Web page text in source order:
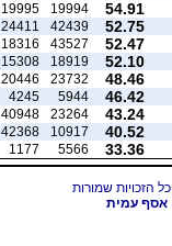
54.91
19994
19995
52.75
42439
24411
52.47
43527
18316
52.10
18919
15308
48.46
23732
20446
46.42
5944
4245
43.24
23264
40948
40.52
10917
42368
33.36
5566
1177
אסף עמית